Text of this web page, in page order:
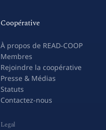
Coopérative
À propos de READ-COOP
Membres
Rejoindre la coopérative
Presse & Médias
Statuts
Contactez-nous
Legal